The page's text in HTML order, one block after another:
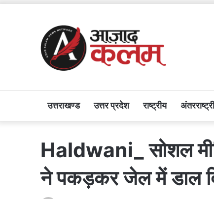
उत्तराखण्ड उत्तर प्रदेश राष्ट्रीय
Haldwani_ सोशल
ने पकड़कर जेल में डाल